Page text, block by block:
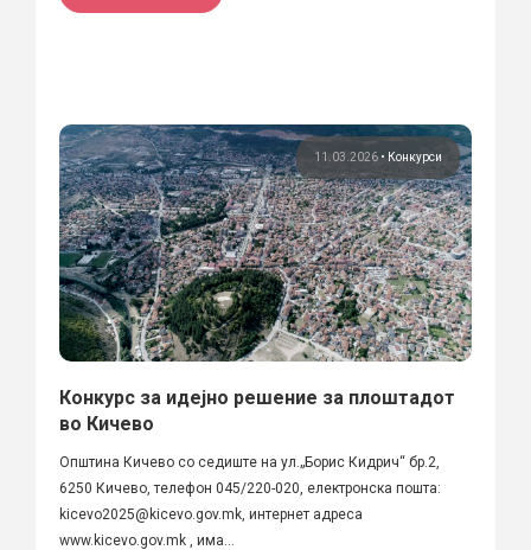
11.03.2026 • Конкурси
Конкурс за идејно решение за плоштадот
во Кичево
Општина Кичево со седиште на ул.„Борис Кидрич“ бр.2,
6250 Кичево, телефон 045/220-020, електронска пошта:
kicevo2025@kicevo.gov.mk, интернет адреса
www.kicevo.gov.mk , има...